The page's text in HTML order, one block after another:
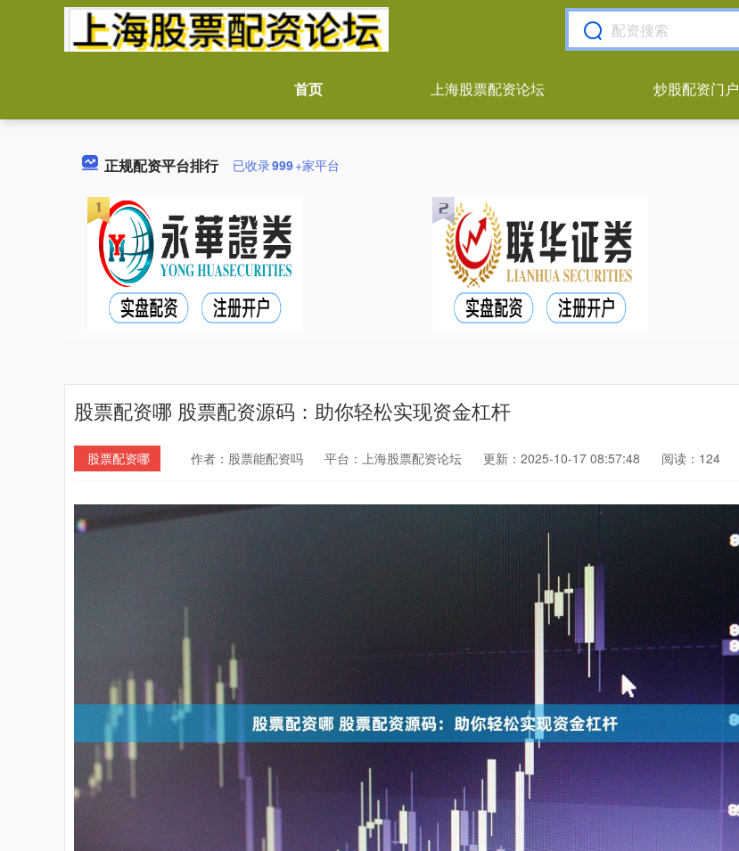
首页 上海股票配资论坛 炒股配资门户
正规配资平台排行 已收录999+家平台
股票配资哪 股票配资源码：助你轻松实现资金杠杆
股票配资哪 作者：股票能配资吗 平台：上海股票配资论坛 更新：2025-10-17 08:57:48 阅读：124